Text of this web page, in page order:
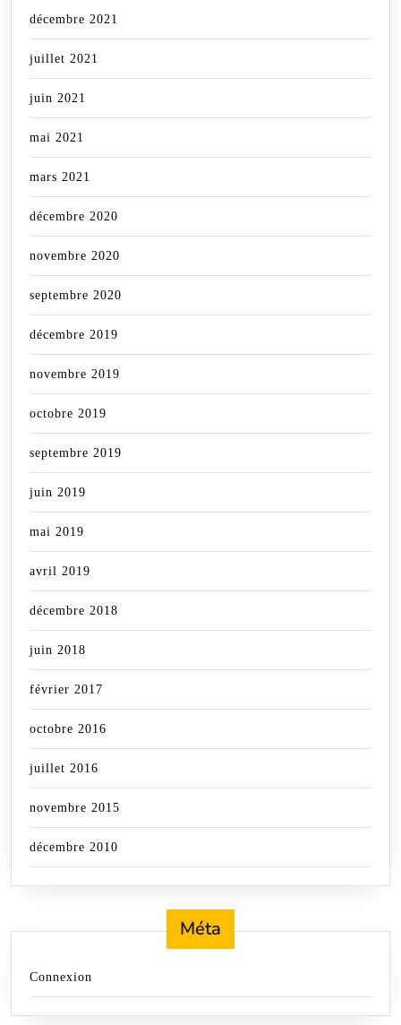
décembre 2021
juillet 2021
juin 2021
mai 2021
mars 2021
décembre 2020
novembre 2020
septembre 2020
décembre 2019
novembre 2019
octobre 2019
septembre 2019
juin 2019
mai 2019
avril 2019
décembre 2018
juin 2018
février 2017
octobre 2016
juillet 2016
novembre 2015
décembre 2010
Méta
Connexion